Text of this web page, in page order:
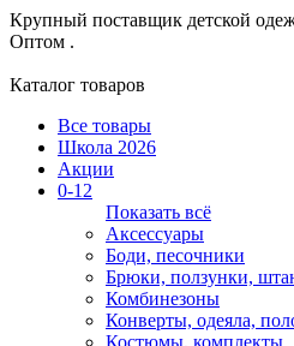
Крупный поставщик детской
Оптом .
Каталог товаров
Все товары
Школа 2026
Акции
0-12
Показать всё
Аксессуары
Боди, песочники
Брюки, ползунки,
Комбинезоны
Конверты, одеяла,
Костюмы, комплекты